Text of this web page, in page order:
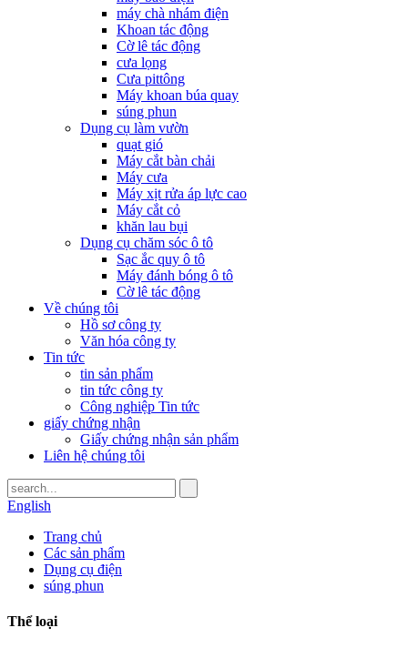
máy chà nhám điện
Khoan tác động
Cờ lê tác động
cưa lọng
Cưa pittông
Máy khoan búa quay
súng phun
Dụng cụ làm vườn
quạt gió
Máy cắt bàn chải
Máy cưa
Máy xịt rửa áp lực cao
Máy cắt cỏ
khăn lau bụi
Dụng cụ chăm sóc ô tô
Sạc ắc quy ô tô
Máy đánh bóng ô tô
Cờ lê tác động
Về chúng tôi
Hồ sơ công ty
Văn hóa công ty
Tin tức
tin sản phẩm
tin tức công ty
Công nghiệp Tin tức
giấy chứng nhận
Giấy chứng nhận sản phẩm
Liên hệ chúng tôi
English
Trang chủ
Các sản phẩm
Dụng cụ điện
súng phun
Thể loại